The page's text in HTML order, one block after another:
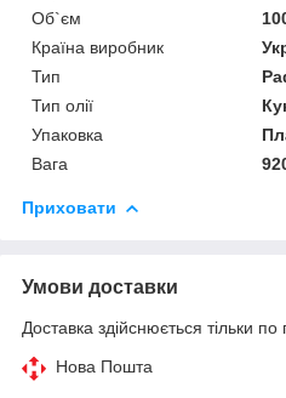
Об`єм
Країна виробник
Тип
Тип олії
Упаковка
Вага
Приховати
Умови доставки
Доставка здійснюється тільки по
Нова Пошта